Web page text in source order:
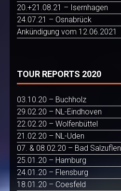
20.+21.08.21 – Isernhagen
24.07.21 – Osnabrück
Ankündigung vom 12.06.2021
TOUR REPORTS 2020
03.10.20 – Buchholz
29.02.20 – NL-Eindhoven
22.02.20 – Wolfenbüttel
21.02.20 – NL-Uden
07. & 08.02.20 – Bad Salzuflen
25.01.20 – Hamburg
24.01.20 – Flensburg
18.01.20 – Coesfeld